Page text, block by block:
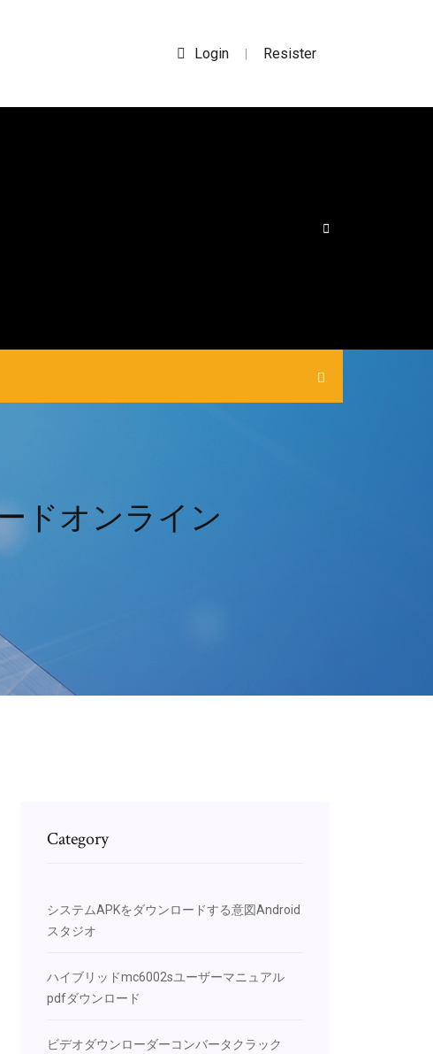
Login | Resister
ドオンライン
Category
システムAPKをダウンロードする意図Android
スタジオ
ハイブリッドmc6002sユーザーマニュアル
pdfダウンロード
ビデオダウンローダーコンバータクラック